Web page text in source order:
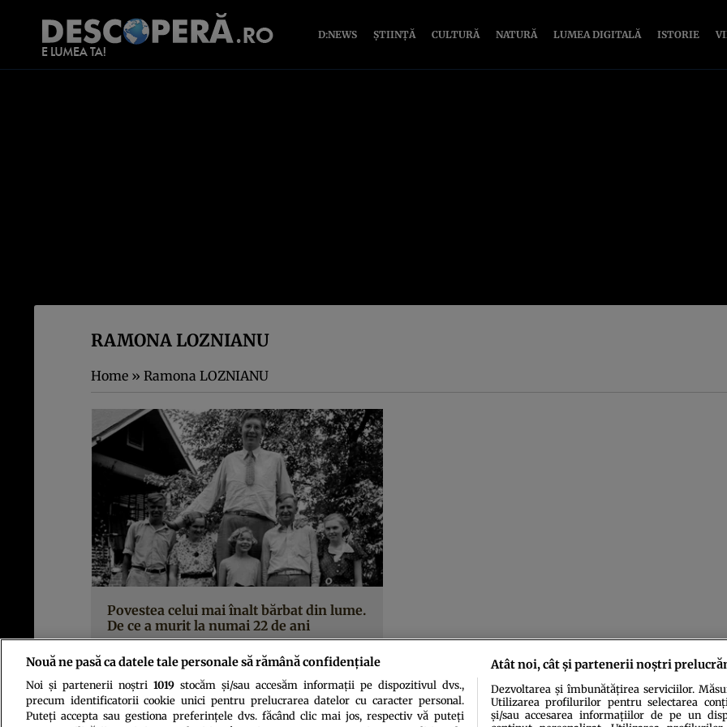
D:NEWS ȘTIINȚĂ CULTURĂ NATURĂ LUMEA DIGITALĂ ISTORIE
RAMONA LOZNIANU
Home » Ramona LOZNIANU
Povestea celui mai înalt bărbat din lume.
De ce a murit la numai 22 de ani
Nouă ne pasă ca datele tale personale să rămână confidențiale
Noi și partenerii noștri 1019stocăm și/sau accesăm informații pe dispozitivul dvs.,
precum identificatorii cookie unici pentru prelucrarea datelor cu caracter personal.
Puteți accepta sau gestiona preferințele dvs. făcând clic mai jos, respectiv vă puteți
Atât noi, cât și partenerii noștri
Dezvoltarea și îmbunătățirea serviciilor.
Utilizarea profilurilor pentru selectarea
și/sau accesarea informațiilor de pe un